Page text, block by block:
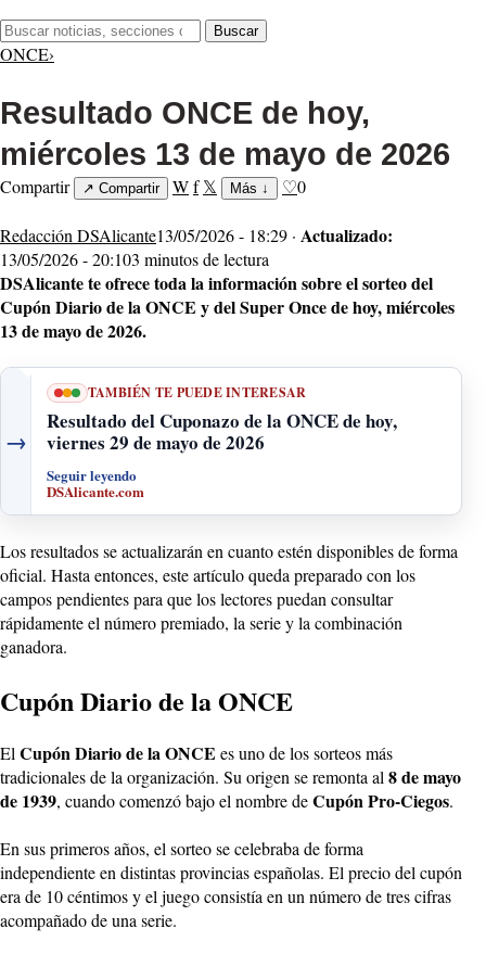
Buscar:
Buscar
ONCE›
Resultado ONCE de hoy,
miércoles 13 de mayo de 2026
Compartir ↗ Compartir Wf 𝕏 Más ↓ ♡0
Redacción DSAlicante13/05/2026 - 18:29 · Actualizado:
13/05/2026 - 20:103 minutos de lectura
DSAlicante te ofrece toda la información sobre el sorteo del
Cupón Diario de la ONCE y del Super Once de hoy, miércoles
13 de mayo de 2026.
→
TAMBIÉN TE PUEDE INTERESAR
Resultado del Cuponazo de la ONCE de hoy,
viernes 29 de mayo de 2026
Seguir leyendo
DSAlicante.com
Los resultados se actualizarán en cuanto estén disponibles de forma
oficial. Hasta entonces, este artículo queda preparado con los
campos pendientes para que los lectores puedan consultar
rápidamente el número premiado, la serie y la combinación
ganadora.
Cupón Diario de la ONCE
El Cupón Diario de la ONCE es uno de los sorteos más
tradicionales de la organización. Su origen se remonta al 8 de mayo
de 1939, cuando comenzó bajo el nombre deCupón Pro-Ciegos.
En sus primeros años, el sorteo se celebraba de forma
independiente en distintas provincias españolas. El precio del cupón
era de 10 céntimos y el juego consistía en un número de tres cifras
acompañado de una serie.